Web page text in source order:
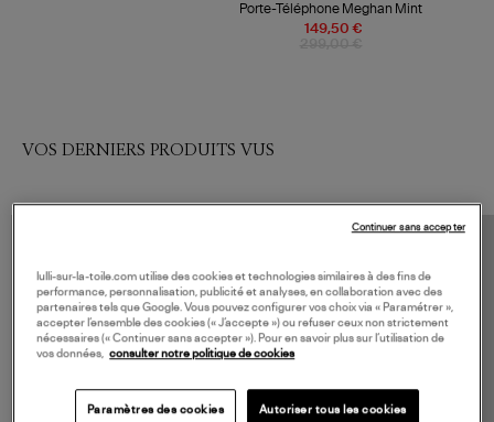
149,50 €
Porte-Téléphone Meghan Mint
VOS DERNIERS PRODUITS VUS
lulli-sur-la-toile.com utilise des cookies et technologies similaires à des fins de
performance, personnalisation, publicité et analyses, en collaboration avec des
partenaires tels que Google. Vous pouvez configurer vos choix via « Paramétrer »,
accepter l’ensemble des cookies (« J’accepte ») ou refuser ceux non strictement
nécessaires (« Continuer sans accepter »). Pour en savoir plus sur l’utilisation de
vos données,
consulter notre politique de cookies
Paramètres des cookies Autoriser tous les cookies
Continuer sans accepter